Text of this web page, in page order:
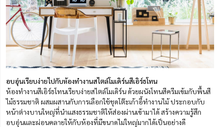
อบอุ่นเรียบง่ายไปกับห้องทำงานสไตล์โมเดิร์นสีเอิร์ธโทน
ห้องทำงานสีเอิร์ธโทนเรียบง่ายสไตล์โมเดิร์น ด้วยผนังโทนสีครีมเข้มกับพื้นสี
ไม้ธรรมชาติ ผสมผสานกับการเลือกใช้ชุดโต๊ะเก้าอี้ทำงานไม้ ประกอบกับ
หน้าต่างบานใหญ่ที่นำแสงธรรมชาติให้ส่องผ่านเข้ามาได้ สร้างความรู้สึก
อบอุ่นและผ่อนคลายให้กับห้องที่มีขนาดไม่ใหญ่มากได้เป็นอย่างดี